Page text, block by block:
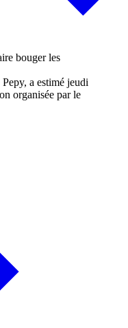
a estimé jeudi
organisée par le